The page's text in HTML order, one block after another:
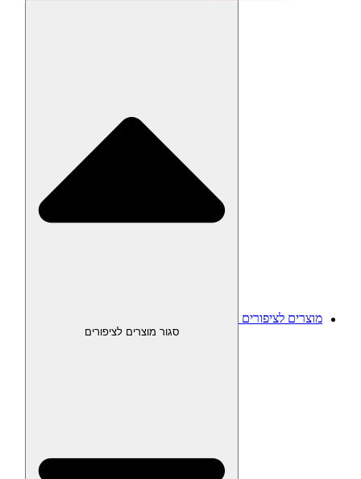
מוצרים לציפורים
סגור מוצרים לציפורים